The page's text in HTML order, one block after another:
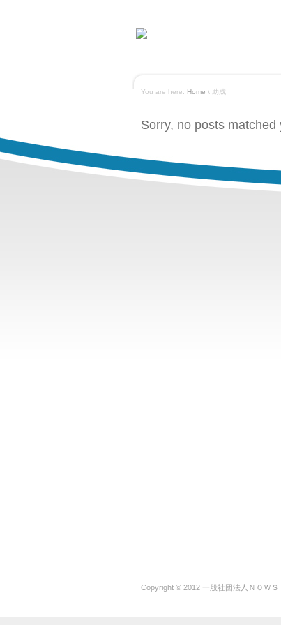
You are here: Home \ 助成
Sorry, no posts matched
Copyright © 2012 一般社団法人ＮＯＷＳ